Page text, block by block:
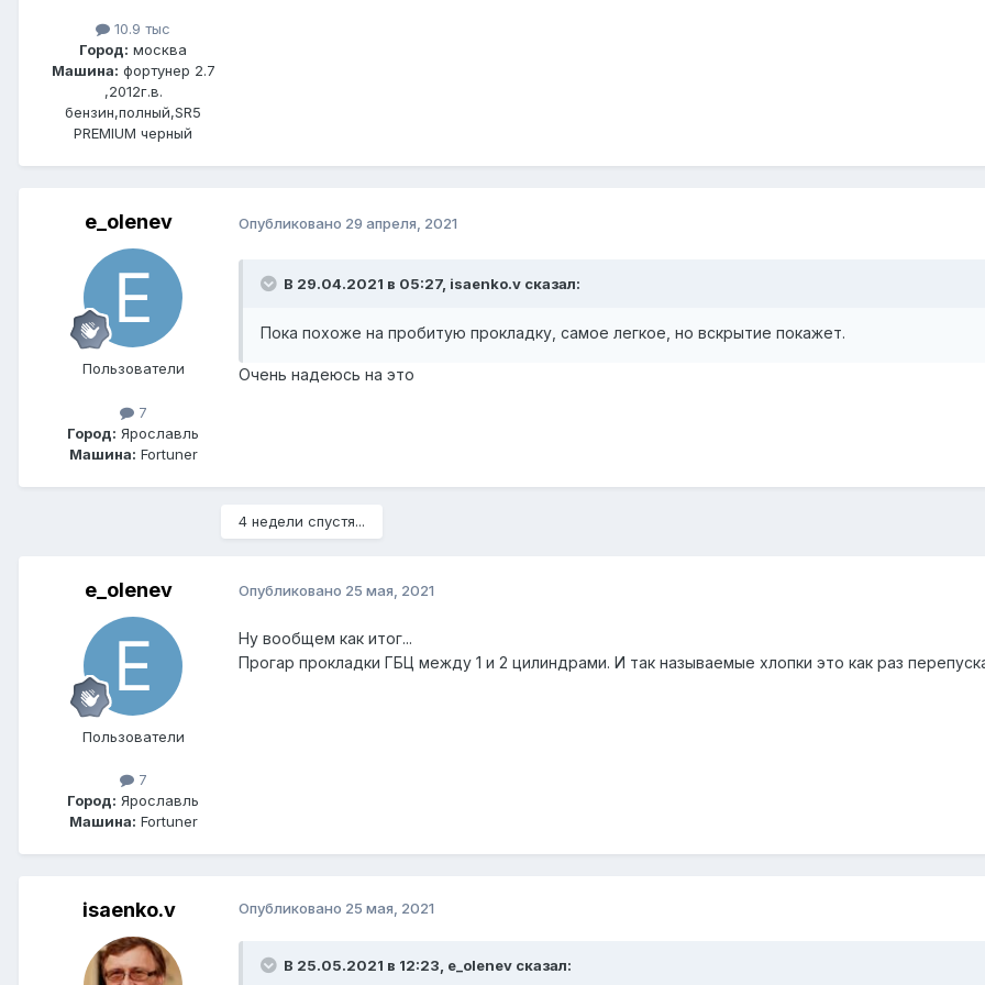
10.9 тыс
Город: москва
Машина: фортунер 2.7
,2012г.в.
бензин,полный,SR5
PREMIUM черный
e_olenev
Пользователи
7
Город: Ярославль
Машина: Fortuner
Опубликовано 29 апреля, 2021
В 29.04.2021 в 05:27, isaenko.v сказал:
Пока похоже на пробитую прокладку, самое легкое, но вскрытие покажет.
Очень надеюсь на это
4 недели спустя...
e_olenev
Пользователи
7
Город: Ярославль
Машина: Fortuner
Опубликовано 25 мая, 2021
Ну вообщем как итог...
Прогар прокладки ГБЦ между 1 и 2 цилиндрами. И так называемые хлопки это как раз
isaenko.v Опубликовано 25 мая, 2021
В 25.05.2021 в 12:23, e_olenev сказал: